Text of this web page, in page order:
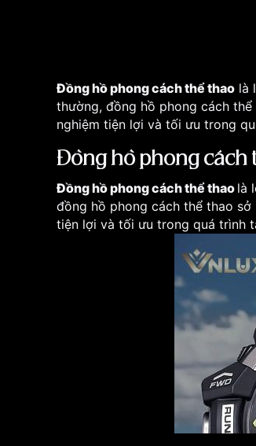
Đồng hồ phong cách thể thao là
thường, đồng hồ phong cách
nghiệm tiện lợi và tối ưu trong
Đồng hồ phong cách
Đồng hồ phong cách thể thao là
đồng hồ phong cách thể thao
tiện lợi và tối ưu trong quá trình